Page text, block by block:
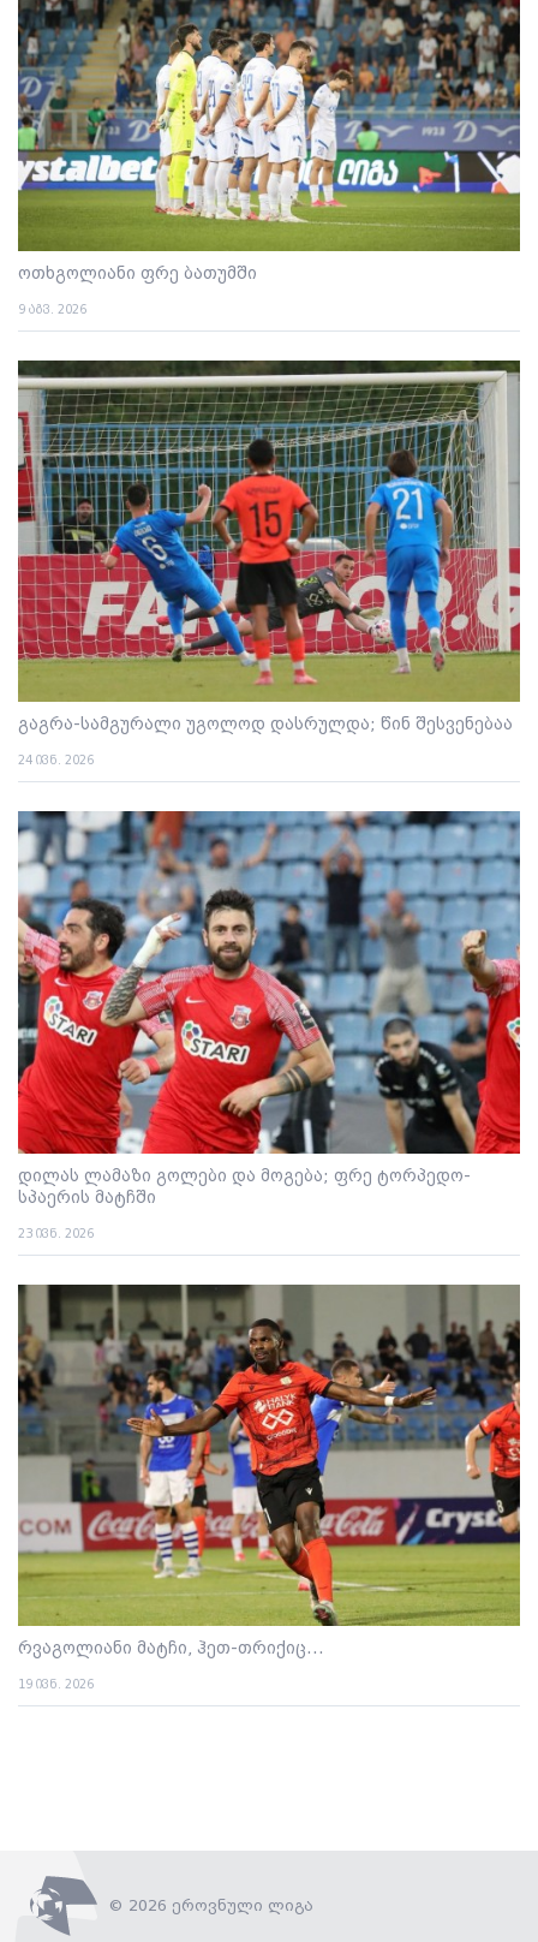
ოთხგოლიანი ფრე ბათუმში
9 აგვ. 2026
გაგრა-სამგურალი უგოლოდ დასრულდა; წინ შესვენებაა
24 ივნ. 2026
დილას ლამაზი გოლები და მოგება; ფრე ტორპედო-
სპაერის მატჩში
23 ივნ. 2026
რვაგოლიანი მატჩი, ჰეთ-თრიქიც...
19 ივნ. 2026
© 2026 ეროვნული ლიგა